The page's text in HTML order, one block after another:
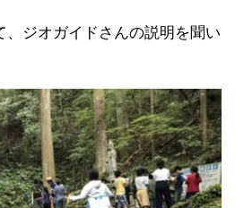
、ジオガイドさんの説明を聞い